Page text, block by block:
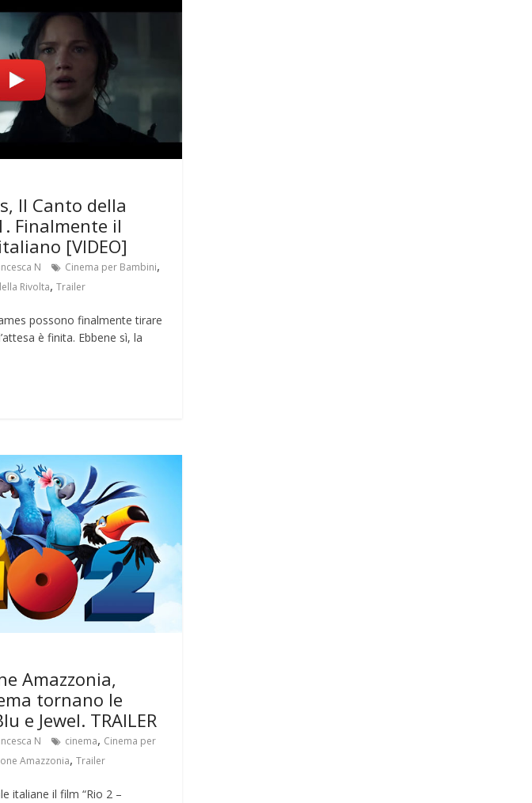
Il Canto della
Finalmente il
[VIDEO]
N Cinema per Bambini,
Rivolta,Trailer
possono finalmente tirare
è finita. Ebbene sì, la
Amazzonia,
tornano le
e Jewel. TRAILER
N cinema, Cinema per
Amazzonia,Trailer
italiane il film “Rio 2 –